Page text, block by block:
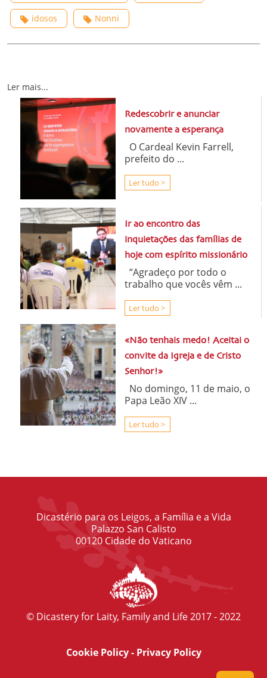
idosos Nonni
Ler mais...
Redescobrir e anunciar
novamente a esperança
O Cardeal Kevin Farrell,
prefeito do ...
Ler tudo >
Ir ao encontro das
inquietações das famílias de
hoje com espírito missionário
“Agradeço por todo o
trabalho que vocês vêm ...
Ler tudo >
«Não tenhais medo! Aceitai o
convite da Igreja e de Cristo
Senhor!»
No domingo, 11 de maio, o
Papa Leão XIV ...
Ler tudo >
Dicastério para os Leigos, a Família e a Vida
Palazzo San Calisto
00120 Cidade do Vaticano
© Dicastery for Laity, Family and Life 2017 - 2022
Cookie Policy- Privacy Policy